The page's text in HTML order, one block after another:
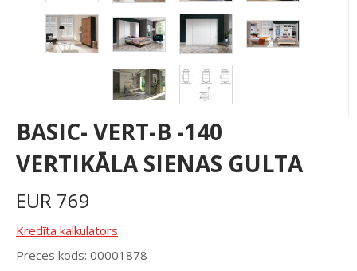
BASIC- VERT-B -140
VERTIKĀLA SIENAS GULTA
EUR 769
Kredīta kalkulators
Preces kods: 00001878